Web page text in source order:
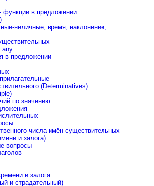
функции в предложении
неличные, время, наклонение,
any
в предложении
(Determinatives)
по значению
числа имён существительных
и залога)
вопросы
и залога
и страдательный)